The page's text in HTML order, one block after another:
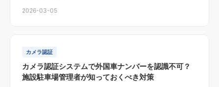
2026-03-05
カメラ認証
カメラ認証システムで外国車ナンバーを認識不可？
施設駐車場管理者が知っておくべき対策